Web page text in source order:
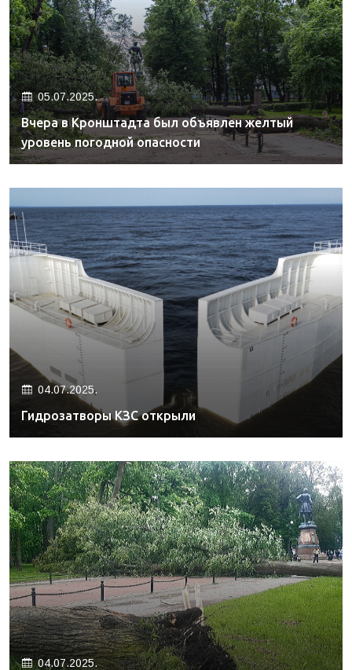
05.07.2025.
Вчера в Кронштадта был объявлен желтый
уровень погодной опасности
04.07.2025.
Гидрозатворы КЗС открыли
04.07.2025.